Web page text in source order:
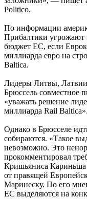
Politico.
По информации
Прибалтики угрожают
бюджет ЕС, если
миллиарда евро на
Baltica.
Лидеры Литвы, Латвии
Брюссель совместное
«уважать решение
миллиарда Rail Baltica».
Однако в Брюсселе
собираются. «Такое
невозможно. Это
прокомментировал
Кришьяниса Кариньша
от правящей
Маринеску. По его
ЕС выделяются на